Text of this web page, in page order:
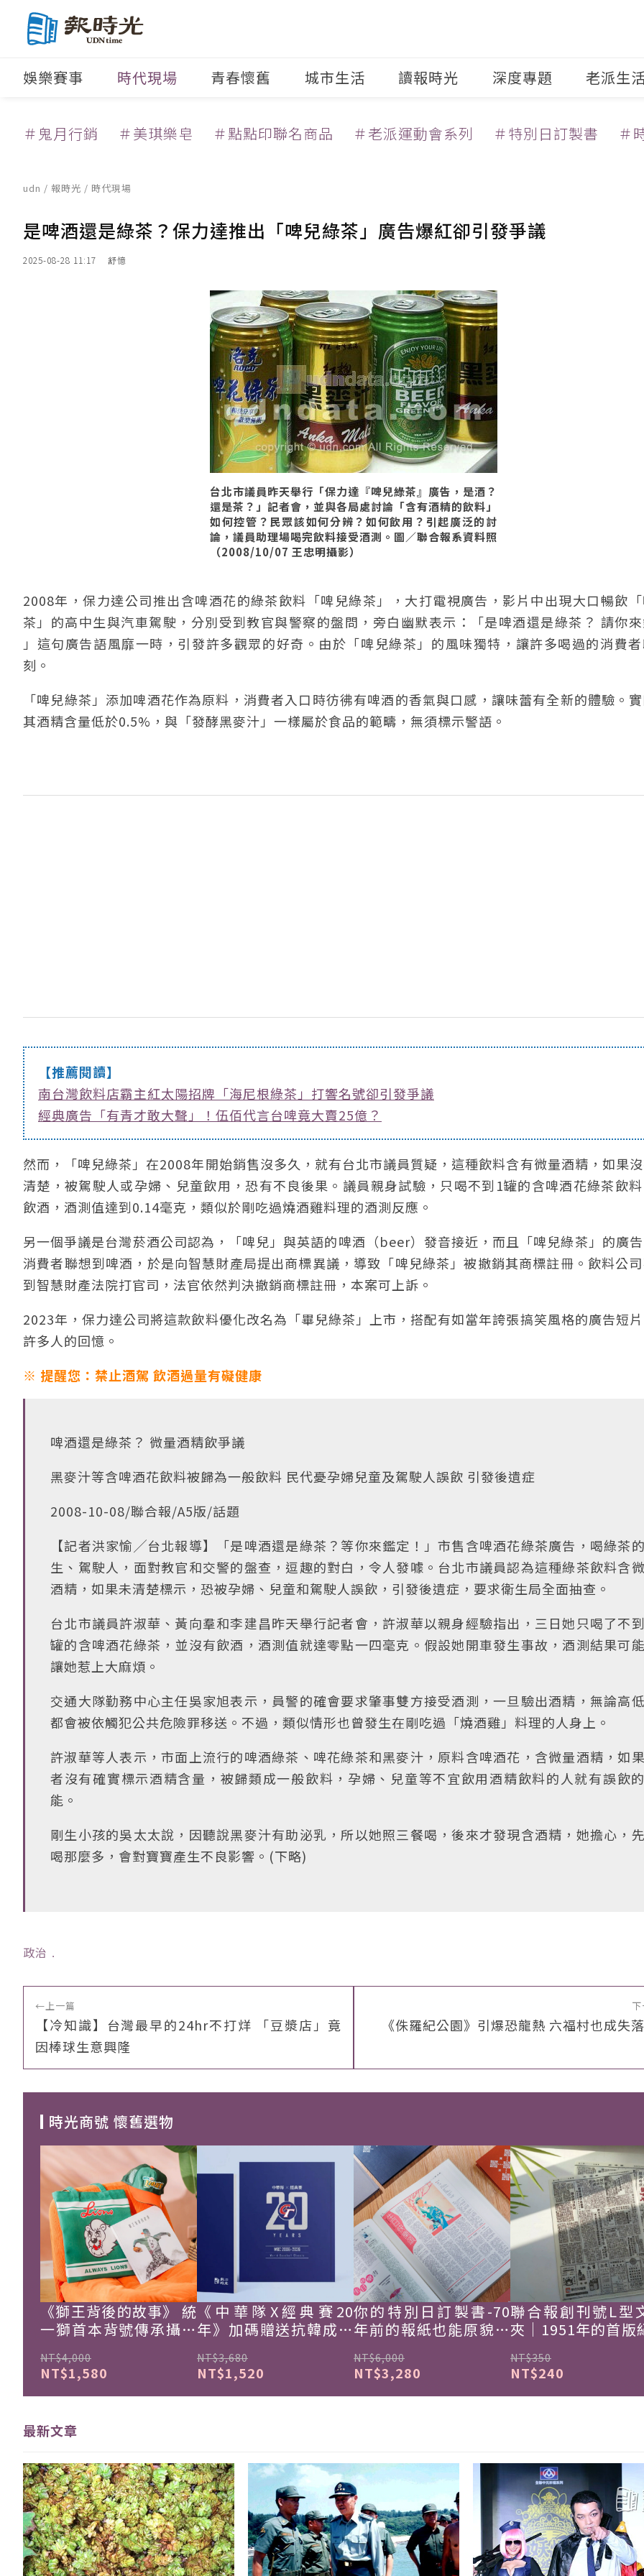
娛樂賽事 時代現場 青春懷舊 城市生活 讀報時光 深度專題 老派生
＃鬼月行銷 ＃美琪樂皂 ＃點點印聯名商品 ＃老派運動會系列 ＃特別日訂製書 ＃
udn / 報時光 / 時代現場
是啤酒還是綠茶？保力達推出「啤兒綠茶」廣告爆紅卻引發爭議
2025-08-28 11:17 舒憶
台北市議員昨天舉行「保力達『啤兒綠茶』廣告，是酒？
還是茶？」記者會，並與各局處討論「含有酒精的飲料」
如何控管？民眾該如何分辨？如何飲用？引起廣泛的討
論，議員助理場喝完飲料接受酒測。圖／聯合報系資料照
（2008/10/07 王忠明攝影）
2008年，保力達公司推出含啤酒花的綠茶飲料「啤兒綠茶」，大打電視廣告，影片中出現大口暢飲
茶」的高中生與汽車駕駛，分別受到教官與警察的盤問，旁白幽默表示：「是啤酒還是綠茶？ 請你來
」這句廣告語風靡一時，引發許多觀眾的好奇。由於「啤兒綠茶」的風味獨特，讓許多喝過的消費
刻。
「啤兒綠茶」添加啤酒花作為原料，消費者入口時彷彿有啤酒的香氣與口感，讓味蕾有全新的體驗。實
其酒精含量低於0.5%，與「發酵黑麥汁」一樣屬於食品的範疇，無須標示警語。
【推薦閱讀】
南台灣飲料店霸主紅太陽招牌「海尼根綠茶」打響名號卻引發爭議
經典廣告「有青才敢大聲」！伍佰代言台啤竟大賣25億？
然而，「啤兒綠茶」在2008年開始銷售沒多久，就有台北市議員質疑，這種飲料含有微量酒精，如果
清楚，被駕駛人或孕婦、兒童飲用，恐有不良後果。議員親身試驗，只喝不到1罐的含啤酒花綠茶飲
飲酒，酒測值達到0.14毫克，類似於剛吃過燒酒雞料理的酒測反應。
另一個爭議是台灣菸酒公司認為，「啤兒」與英語的啤酒（beer）發音接近，而且「啤兒綠茶」的廣
消費者聯想到啤酒，於是向智慧財產局提出商標異議，導致「啤兒綠茶」被撤銷其商標註冊。飲料公司
到智慧財產法院打官司，法官依然判決撤銷商標註冊，本案可上訴。
2023年，保力達公司將這款飲料優化改名為「畢兒綠茶」上市，搭配有如當年誇張搞笑風格的廣告短
許多人的回憶。
※ 提醒您：禁止酒駕 飲酒過量有礙健康
啤酒還是綠茶？ 微量酒精飲爭議
黑麥汁等含啤酒花飲料被歸為一般飲料 民代憂孕婦兒童及駕駛人誤飲 引發後遺症
2008-10-08/聯合報/A5版/話題
【記者洪家愉╱台北報導】「是啤酒還是綠茶？等你來鑑定！」市售含啤酒花綠茶廣告，喝綠茶
生、駕駛人，面對教官和交警的盤查，逗趣的對白，令人發噱。台北市議員認為這種綠茶飲料含
酒精，如果未清楚標示，恐被孕婦、兒童和駕駛人誤飲，引發後遺症，要求衛生局全面抽查。
台北市議員許淑華、黃向羣和李建昌昨天舉行記者會，許淑華以親身經驗指出，三日她只喝了不
罐的含啤酒花綠茶，並沒有飲酒，酒測值就達零點一四毫克。假設她開車發生事故，酒測結果可
讓她惹上大麻煩。
交通大隊勤務中心主任吳家旭表示，員警的確會要求肇事雙方接受酒測，一旦驗出酒精，無論高低
都會被依觸犯公共危險罪移送。不過，類似情形也曾發生在剛吃過「燒酒雞」料理的人身上。
許淑華等人表示，市面上流行的啤酒綠茶、啤花綠茶和黑麥汁，原料含啤酒花，含微量酒精，如
者沒有確實標示酒精含量，被歸類成一般飲料，孕婦、兒童等不宜飲用酒精飲料的人就有誤飲
能。
剛生小孩的吳太太說，因聽說黑麥汁有助泌乳，所以她照三餐喝，後來才發現含酒精，她擔心，
喝那麼多，會對寶寶產生不良影響。(下略)
政治 ﹒
←上一篇
【冷知識】台灣最早的24hr不打烊 「豆漿店」竟
因棒球生意興隆
《侏羅紀公園》引爆恐龍熱 六福村也成失
時光商號 懷舊選物
《獅王背後的故事》 統
一獅首本背號傳承攝影
NT$4,000
NT$1,580
《中華隊X經典賽20
年》加碼贈送抗韓成功
NT$3,680
NT$1,520
你的特別日訂製書-70
年前的報紙也能原貌重
NT$6,000
NT$3,280
聯合報創刊號L型
夾｜1951年的首版
NT$350
NT$240
最新文章